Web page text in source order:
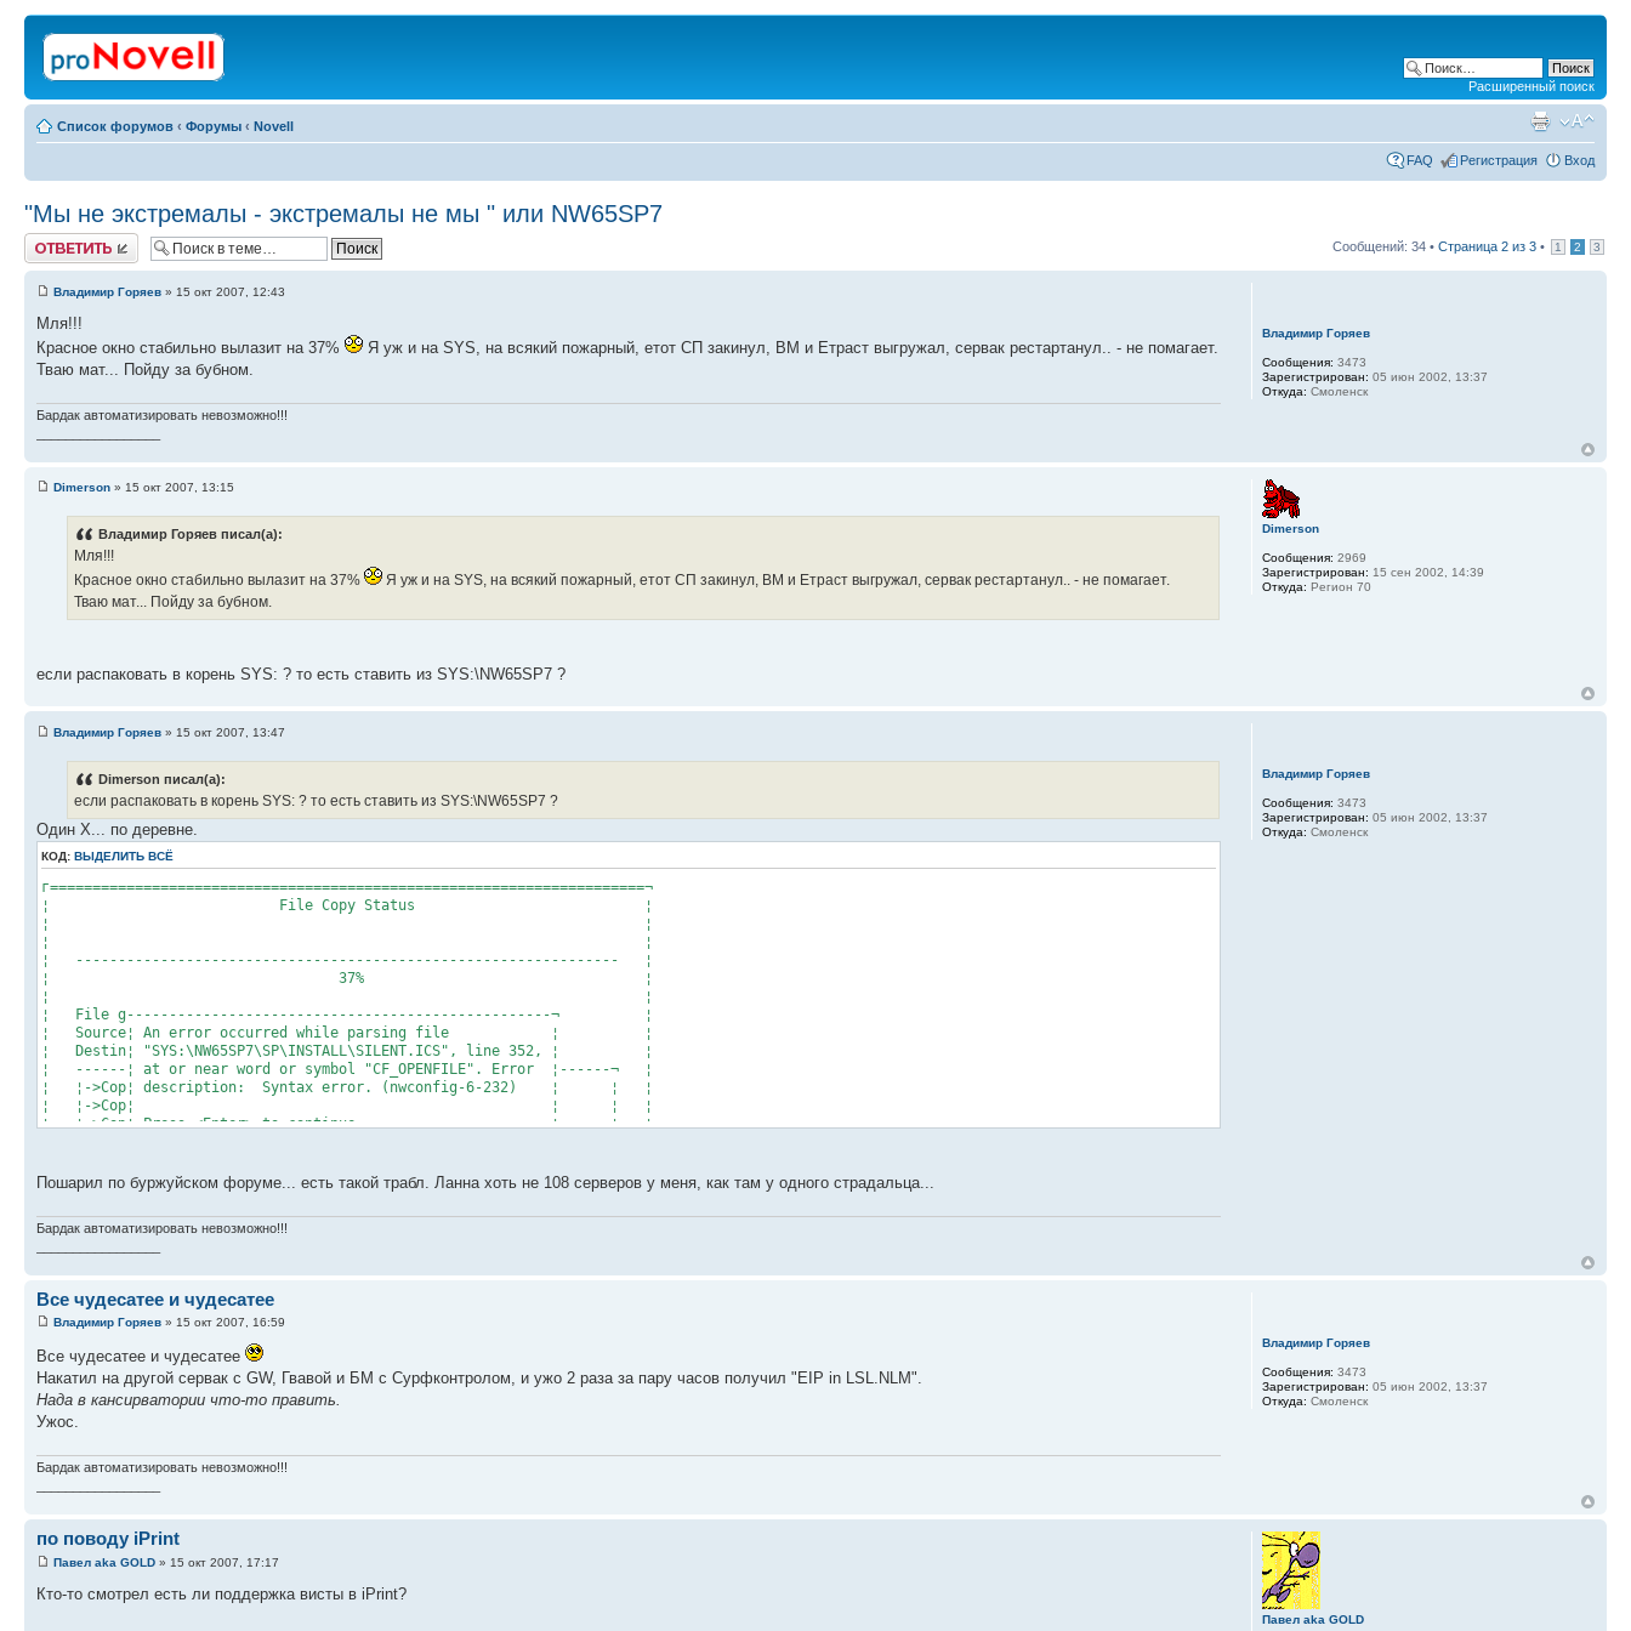
Расширенный поиск
Список форумов ‹ Форумы ‹ Novell
FAQ Регистрация Вход
"Мы не экстремалы - экстремалы не мы " или NW65SP7
Ответить Сообщений: 34 • Страница 2 из 3 • 1 2 3
Владимир Горяев » 15 окт 2007, 12:43
Мля!!!
Красное окно стабильно вылазит на 37%
Я уж и на SYS, на всякий пожарный, етот СП закинул, BM и Етраст выгружал, сервак рестартанул.. - не помагает.
Тваю мат... Пойду за бубном.
Бардак автоматизировать невозможно!!!
Владимир Горяев
Сообщения: 3473
Зарегистрирован: 05 июн 2002, 13:37
Откуда: Смоленск
Dimerson » 15 окт 2007, 13:15
Владимир Горяев писал(а):
Мля!!!
Красное окно стабильно вылазит на 37%
Я уж и на SYS, на всякий пожарный, етот СП закинул, BM и Етраст выгружал, сервак рестартанул.. - не помагает.
Тваю мат... Пойду за бубном.
если распаковать в корень SYS: ? то есть ставить из SYS:\NW65SP7 ?
Dimerson
Сообщения: 2969
Зарегистрирован: 15 сен 2002, 14:39
Откуда: Регион 70
Владимир Горяев » 15 окт 2007, 13:47
Dimerson писал(а):
если распаковать в корень SYS: ? то есть ставить из SYS:\NW65SP7 ?
Один Х... по деревне.
КОД: ВЫДЕЛИТЬ ВСЁ
г======================================================================¬
¦ File Copy Status ¦
¦ ¦
¦ ¦
¦ ---------------------------------------------------------------- ¦
¦ 37% ¦
¦ ¦
¦ File g--------------------------------------------------¬ ¦
¦ Source¦ An error occurred while parsing file ¦ ¦
¦ Destin¦ "SYS:\NW65SP7\SP\INSTALL\SILENT.ICS", line 352, ¦ ¦
¦ ------¦ at or near word or symbol "CF_OPENFILE". Error ¦------¬ ¦
¦ ¦->Cop¦ description: Syntax error. (nwconfig-6-232) ¦ ¦ ¦
¦ ¦->Cop¦ ¦ ¦ ¦
¦ ¦->Cop¦ Press <Enter> to continue. ¦ ¦ ¦
¦ ¦->Copying file "SYS:\RESEARCH\IPV6\NLS\4\IPV6.MSG.". ¦ ¦
¦ ¦->Copying file "SYS:\RESEARCH\IPV6\TOOLS\PING6.NLM.". ¦ ¦
¦ L--------------------------------------------------------------- ¦
L======================================================================-
Пошарил по буржуйском форуме... есть такой трабл. Ланна хоть не 108 серверов у меня, как там у одного страдальца...
Бардак автоматизировать невозможно!!!
Владимир Горяев
Сообщения: 3473
Зарегистрирован: 05 июн 2002, 13:37
Откуда: Смоленск
Все чудесатее и чудесатее
Владимир Горяев » 15 окт 2007, 16:59
Все чудесатее и чудесатее
Накатил на другой сервак с GW, Гвавой и БМ с Сурфконтролом, и ужо 2 раза за пару часов получил "EIP in LSL.NLM".
Нада в кансирватории что-то править.
Ужос.
Бардак автоматизировать невозможно!!!
Владимир Горяев
Сообщения: 3473
Зарегистрирован: 05 июн 2002, 13:37
Откуда: Смоленск
по поводу iPrint
Павел aka GOLD » 15 окт 2007, 17:17
Кто-то смотрел есть ли поддержка висты в iPrint?
Павел aka GOLD